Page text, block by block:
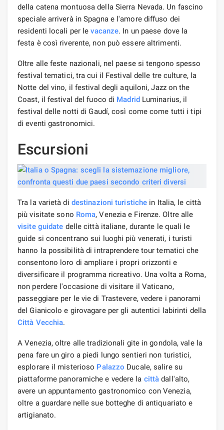
della catena montuosa della Sierra Nevada. Un fascino
speciale arriverà in Spagna e l'amore diffuso dei
residenti locali per levacanze. In un paese dove la
festa è così riverente, non può essere altrimenti.
Oltre alle feste nazionali, nel paese si tengono spesso
festival tematici, tra cui il Festival delle tre culture, la
Notte del vino, il festival degli aquiloni, Jazz on the
Coast, il festival del fuoco di MadridLuminarius, il
festival delle notti di Gaudí, così come come tutti i tipi
di eventi gastronomici.
Escursioni
Tra la varietà di destinazioni turistiche in Italia, le città
più visitate sono Roma, Venezia e Firenze. Oltre alle
visite guidate delle città italiane, durante le quali le
guide si concentrano sui luoghi più venerati, i turisti
hanno la possibilità di intraprendere tour tematici che
consentono loro di ampliare i propri orizzonti e
diversificare il programma ricreativo. Una volta a Roma,
non perdere l'occasione di visitare il Vaticano,
passeggiare per le vie di Trastevere, vedere i panorami
del Gianicolo e girovagare per gli autentici labirinti della
Città Vecchia.
A Venezia, oltre alle tradizionali gite in gondola, vale la
pena fare un giro a piedi lungo sentieri non turistici,
esplorare il misterioso Palazzo Ducale, salire su
piattaforme panoramiche e vedere la città dall'alto,
avere un appuntamento gastronomico con Venezia,
oltre a guardare nelle sue botteghe di antiquariato e
artigianato.